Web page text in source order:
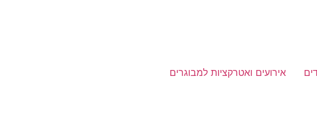
אירועים ואטרקציות למבוגרים